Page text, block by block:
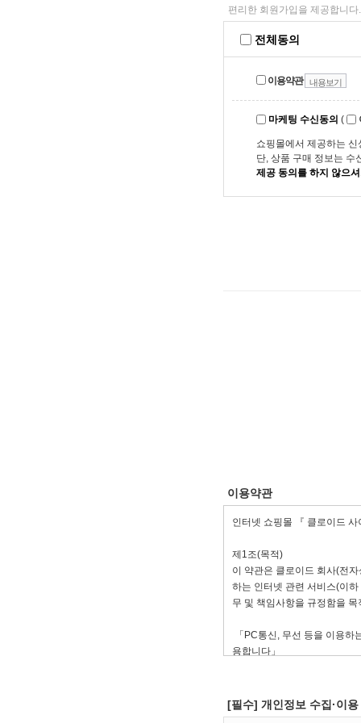
편리한 회원가입을 제공합니다.
전체동의
이용약관 내용보기
마케팅 수신동의 (
쇼핑몰에서 제공하는
단, 상품 구매 정보는 수
제공 동의를 하지 않으
이용약관
[필수] 개인정보 수집·이